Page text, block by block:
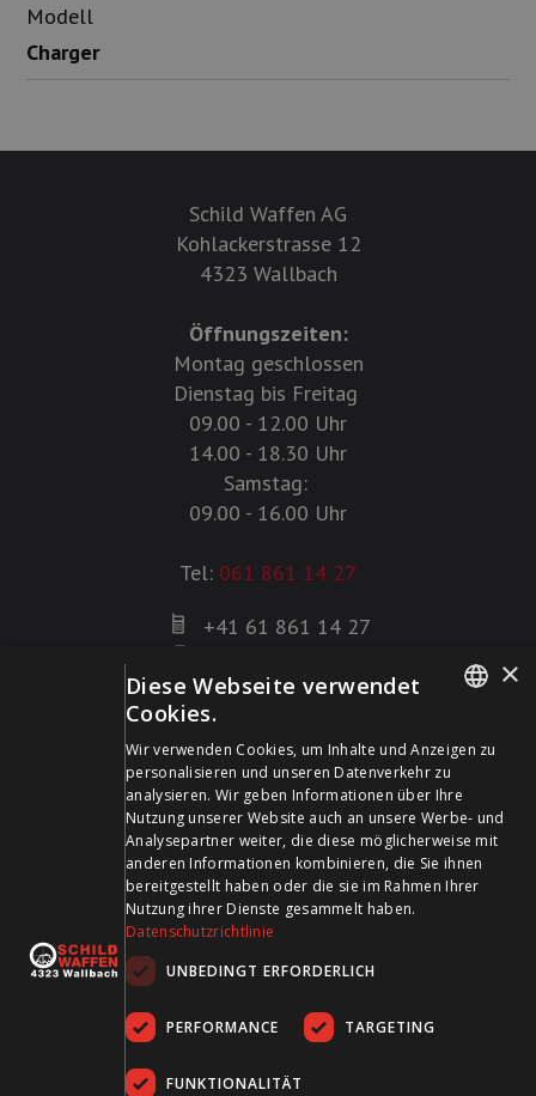
Modell
Charger
Schild Waffen AG
Kohlackerstrasse 12
4323 Wallbach
Öffnungszeiten:
Montag geschlossen
Dienstag bis Freitag
09.00 - 12.00 Uhr
14.00 - 18.30 Uhr
Samstag:
09.00 - 16.00 Uhr
Tel: 061 861 14 27
+41 61 861 14 27
info@schildwaffen.ch
Zahlungsmittel
Besuchen Sie uns in den Sozialen Medien und bleiben Sie
auf dem Laufenden!
FRENCH
×
Diese Webseite verwendet
Cookies.
Wir verwenden Cookies, um Inhalte und Anzeigen zu
personalisieren und unseren Datenverkehr zu
analysieren. Wir geben Informationen über Ihre
Nutzung unserer Website auch an unsere Werbe- und
Analysepartner weiter, die diese möglicherweise mit
anderen Informationen kombinieren, die Sie ihnen
bereitgestellt haben oder die sie im Rahmen Ihrer
Nutzung ihrer Dienste gesammelt haben.
Datenschutzrichtlinie
UNBEDINGT ERFORDERLICH
PERFORMANCE TARGETING
FUNKTIONALITÄT